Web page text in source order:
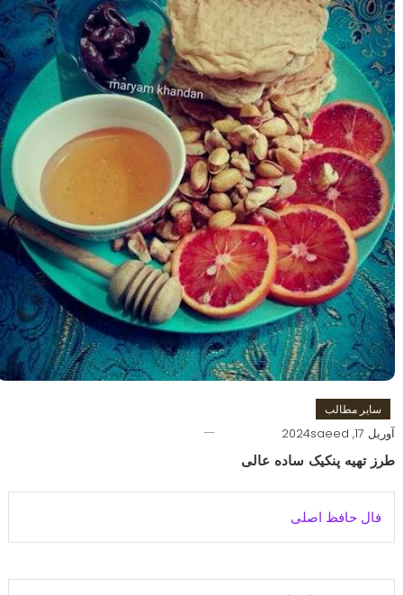
سایر مطالب
آوریل 17, 2024 saeed
طرز تهیه پنکیک ساده عالی
فال حافظ اصلی